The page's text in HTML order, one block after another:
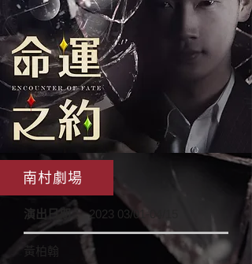
南村劇場
演出日期： 2023 03/01-04/15
黃柏翰